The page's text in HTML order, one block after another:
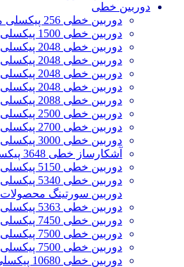
دوربین خطی
دوربین خطی 256 پیکسلی مدل RA-LSC-1402
دوربین خطی 1500 پیکسلی مدل RA-LSC-1103
دوربین خطی 2048 پیکسلی مدل RA-LSC-0551
دوربین خطی 2048 پیکسلی مدل RA-LSC-0751
دوربین خطی 2048 پیکسلی مدل RA-LSC-1205
دوربین خطی 2048 پیکسلی مدل RA-LSC-1209
دوربین خطی 2088 پیکسلی مدل RA-LSC-3753
دوربین خطی 2500 پیکسلی مدل RA-LSC-1254
دوربین خطی 2700 پیکسلی رنگی مدل RA-LSC-2253
دوربین خطی 3000 پیکسلی مدل RA-LSC-0526
آشکارساز خطی 3648 پیکسلی مدل RA-LSC-1304
دوربین خطی 5150 پیکسلی مدل RA-LSC-0553
دوربین سورتینگ محصولات
دوربین خطی 5363 پیکسلی رنگی مدل RA-LSC-0718
دوربین خطی 7450 پیکسلی مدل RA-LSC-1707
دوربین خطی 7500 پیکسلی مدل RA-LSC-0532
دوربین خطی 7500 پیکسلی مدل RA-LSC-2717
دوربین خطی 10680 پیکسلی مدل RA-LSC-2950